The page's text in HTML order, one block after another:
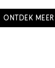
ONTDEK MEER